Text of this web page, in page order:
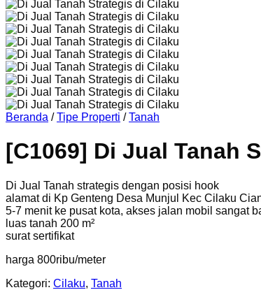
Beranda / Tipe Properti / Tanah
[C1069] Di Jual Tanah
Di Jual Tanah strategis dengan posisi hook
alamat di Kp Genteng Desa Munjul Kec Cilaku
5-7 menit ke pusat kota, akses jalan mobil sangat
luas tanah 200 m²
surat sertifikat
harga 800ribu/meter
Kategori: Cilaku, Tanah